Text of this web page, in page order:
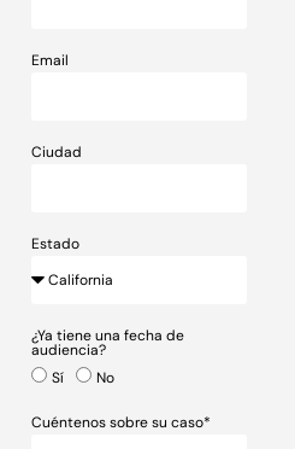
Email
Ciudad
Estado
¿Ya tiene una fecha de
audiencia?
Sí
No
Cuéntenos sobre su caso*